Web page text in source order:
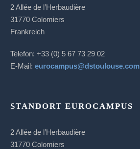
2 Allée de l’Herbaudière
31770 Colomiers
Frankreich
Telefon: +33 (0) 5 67 73 29 02
E-Mail:eurocampus@dstoulouse.com
STANDORT EUROCAMPUS
2 Allée de l’Herbaudière
31770 Colomiers